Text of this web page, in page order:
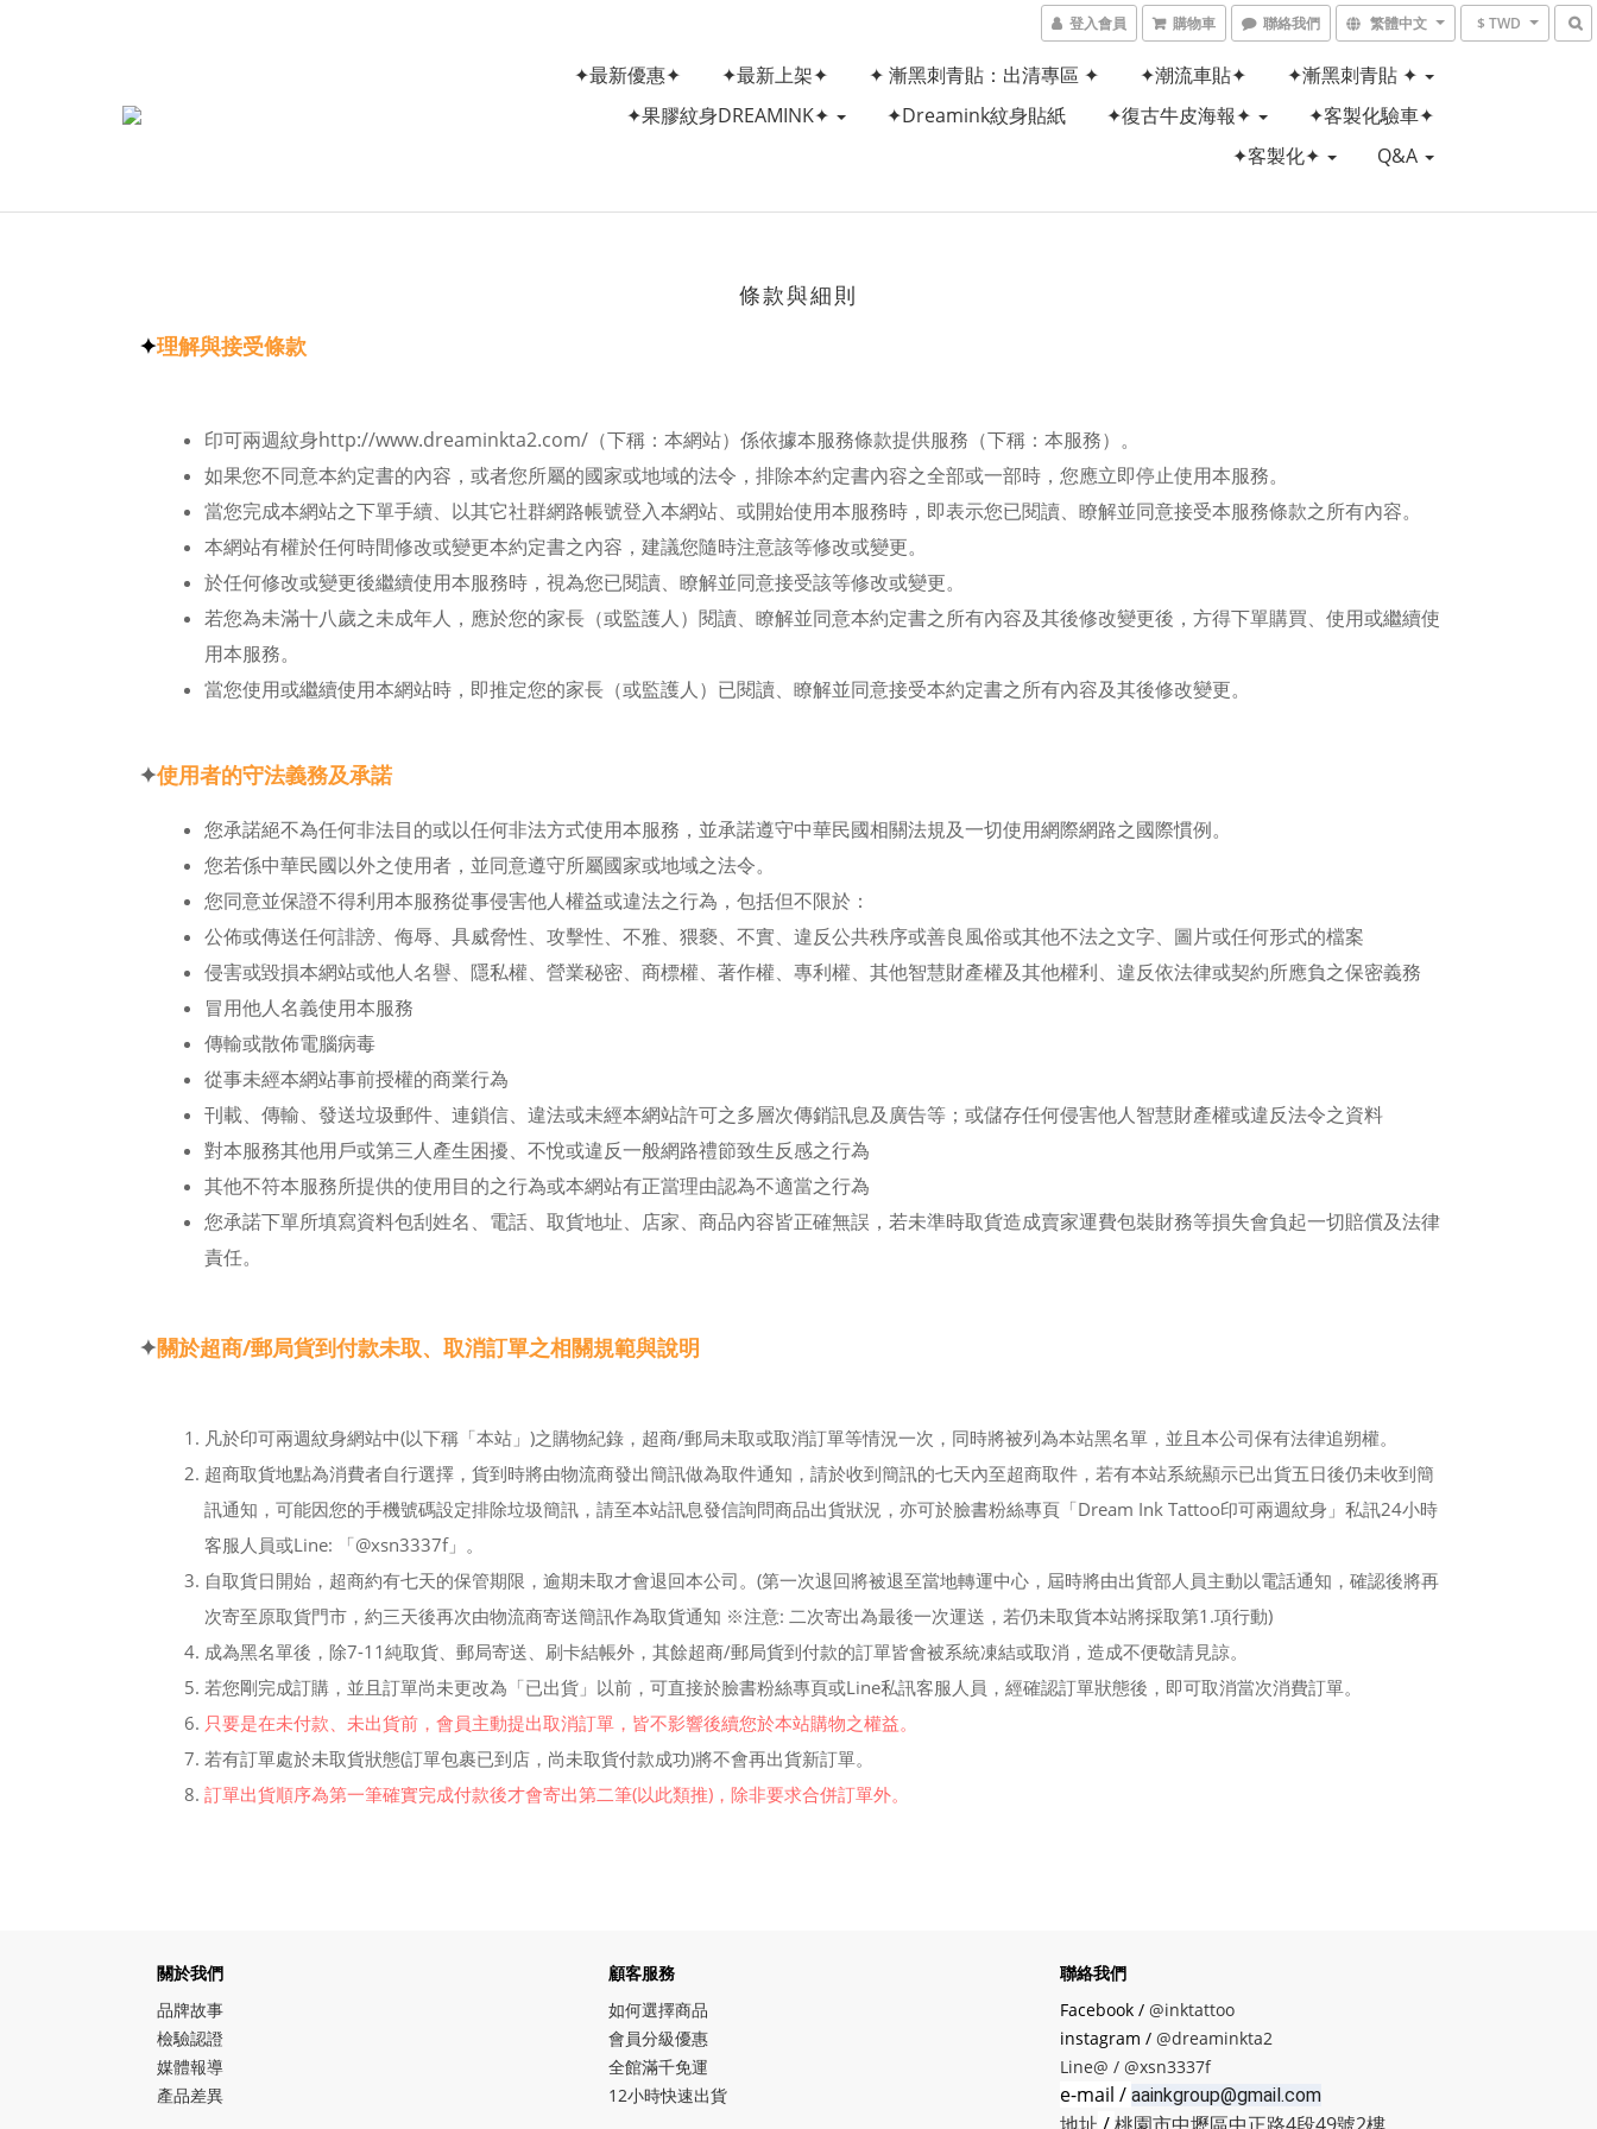
登入會員 購物車 聯絡我們 繁體中文 $ TWD
✦最新優惠✦ ✦最新上架✦ ✦ 漸黑刺青貼：出清專區 ✦ ✦潮流車貼✦
✦漸黑刺青貼 ✦
✦果膠紋身DREAMINK✦
✦Dreamink紋身貼紙 ✦復古牛皮海報✦
✦客製化驗車✦
✦客製化✦
Q&A
條款與細則
✦理解與接受條款
印可兩週紋身http://www.dreaminkta2.com/ （下稱：本網站）係依據本服務條款提供服務（下稱：本服務）。
如果您不同意本約定書的內容，或者您所屬的國家或地域的法令，排除本約定書內容之全部或一部時，您應立即停止使用本服務。
當您完成本網站之下單手續、以其它社群網路帳號登入本網站、或開始使用本服務時，即表示您已閱讀、瞭解並同意接受本服務條款之所有內容。
本網站有權於任何時間修改或變更本約定書之內容，建議您隨時注意該等修改或變更。
於任何修改或變更後繼續使用本服務時，視為您已閱讀、瞭解並同意接受該等修改或變更。
若您為未滿十八歲之未成年人，應於您的家長（或監護人）閱讀、瞭解並同意本約定書之所有內容及其後修改變更後，方得下單購買、使用或繼續使
用本服務。
當您使用或繼續使用本網站時，即推定您的家長（或監護人）已閱讀、瞭解並同意接受本約定書之所有內容及其後修改變更。
✦使用者的守法義務及承諾
您承諾絕不為任何非法目的或以任何非法方式使用本服務，並承諾遵守中華民國相關法規及一切使用網際網路之國際慣例。
您若係中華民國以外之使用者，並同意遵守所屬國家或地域之法令。
您同意並保證不得利用本服務從事侵害他人權益或違法之行為，包括但不限於：
公佈或傳送任何誹謗、侮辱、具威脅性、攻擊性、不雅、猥褻、不實、違反公共秩序或善良風俗或其他不法之文字、圖片或任何形式的檔案
侵害或毀損本網站或他人名譽、隱私權、營業秘密、商標權、著作權、專利權、其他智慧財產權及其他權利、違反依法律或契約所應負之保密義務
冒用他人名義使用本服務
傳輸或散佈電腦病毒
從事未經本網站事前授權的商業行為
刊載、傳輸、發送垃圾郵件、連鎖信、違法或未經本網站許可之多層次傳銷訊息及廣告等；或儲存任何侵害他人智慧財產權或違反法令之資料
對本服務其他用戶或第三人產生困擾、不悅或違反一般網路禮節致生反感之行為
其他不符本服務所提供的使用目的之行為或本網站有正當理由認為不適當之行為
您承諾下單所填寫資料包刮姓名、電話、取貨地址、店家、商品內容皆正確無誤，若未準時取貨造成賣家運費包裝財務等損失會負起一切賠償及法律
責任。
✦關於超商/郵局貨到付款未取、取消訂單之相關規範與說明
凡於印可兩週紋身網站中(以下稱「本站」)之購物紀錄，超商/郵局未取或取消訂單等情況一次，同時將被列為本站黑名單，並且本公司保有法律追朔權。
超商取貨地點為消費者自行選擇，貨到時將由物流商發出簡訊做為取件通知，請於收到簡訊的七天內至超商取件，若有本站系統顯示已出貨五日後仍未收到簡
訊通知，可能因您的手機號碼設定排除垃圾簡訊，請至本站訊息發信詢問商品出貨狀況，亦可於臉書粉絲專頁「Dream Ink Tattoo印可兩週紋身」私訊24小時
客服人員或Line: 「@xsn3337f」。
自取貨日開始，超商約有七天的保管期限，逾期未取才會退回本公司。(第一次退回將被退至當地轉運中心，屆時將由出貨部人員主動以電話通知，確認後將再
次寄至原取貨門市，約三天後再次由物流商寄送簡訊作為取貨通知 ※注意: 二次寄出為最後一次運送，若仍未取貨本站將採取第1.項行動)
成為黑名單後，除7-11純取貨、郵局寄送、刷卡結帳外，其餘超商/郵局貨到付款的訂單皆會被系統凍結或取消，造成不便敬請見諒。
若您剛完成訂購，並且訂單尚未更改為「已出貨」以前，可直接於臉書粉絲專頁或Line私訊客服人員，經確認訂單狀態後，即可取消當次消費訂單。
只要是在未付款、未出貨前，會員主動提出取消訂單，皆不影響後續您於本站購物之權益。
若有訂單處於未取貨狀態(訂單包裹已到店，尚未取貨付款成功)將不會再出貨新訂單。
訂單出貨順序為第一筆確實完成付款後才會寄出第二筆(以此類推)，除非要求合併訂單外。
關於我們
品牌故事
檢驗認證
媒體報導
產品差異
顧客服務
如何選擇商品
會員分級優惠
全館滿千免運
12小時快速出貨
聯絡我們
Facebook / @inktattoo
instagram / @dreaminkta2
Line@ / @xsn3337f
e-mail / aainkgroup@gmail.com